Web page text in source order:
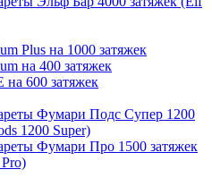
Plus на 1000 затяжек
на 400 затяжек
600 затяжек
Фумари Подс Супер 1200
1200 Super)
Фумари Про 1500 затяжек